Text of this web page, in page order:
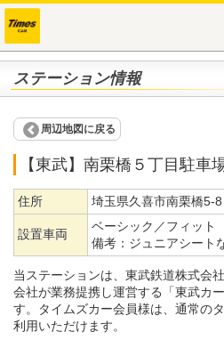
ステーション情報
周辺地図に戻る
【東武】南栗橋５丁目駐車
住所 埼玉県久喜市南栗橋5-8
設置車両
ベーシック／フィット
備考： ジュニアシート
当ステーションは、東武鉄道株式会
会社が業務提携し運営する「東武カ
す。タイムズカー会員様は、通常の
利用いただけます。